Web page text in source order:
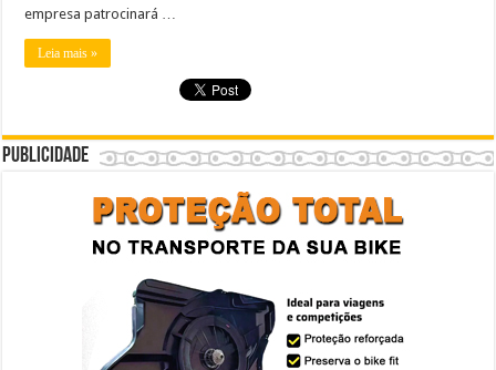
empresa patrocinará …
Leia mais »
Publicidade